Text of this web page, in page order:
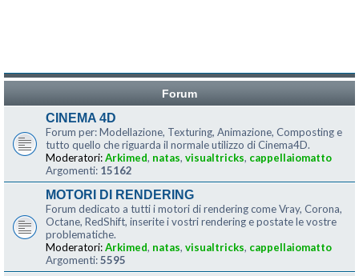
Forum
CINEMA 4D
Forum per: Modellazione, Texturing, Animazione, Composting e
tutto quello che riguarda il normale utilizzo di Cinema4D.
Moderatori:Arkimed, natas, visualtricks, cappellaiomatto
Argomenti: 15162
MOTORI DI RENDERING
Forum dedicato a tutti i motori di rendering come Vray, Corona,
Octane, RedShift, inserite i vostri rendering e postate le vostre
problematiche.
Moderatori:Arkimed, natas, visualtricks, cappellaiomatto
Argomenti:5595